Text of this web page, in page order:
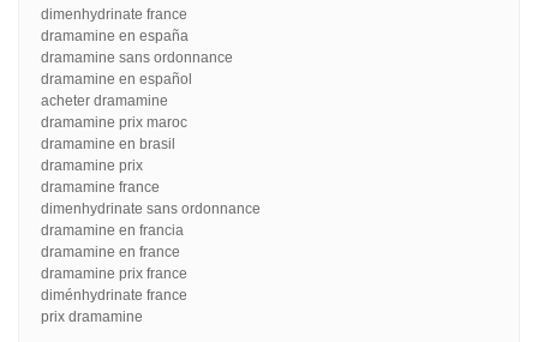
dimenhydrinate france
dramamine en españa
dramamine sans ordonnance
dramamine en español
acheter dramamine
dramamine prix maroc
dramamine en brasil
dramamine prix
dramamine france
dimenhydrinate sans ordonnance
dramamine en francia
dramamine en france
dramamine prix france
diménhydrinate france
prix dramamine